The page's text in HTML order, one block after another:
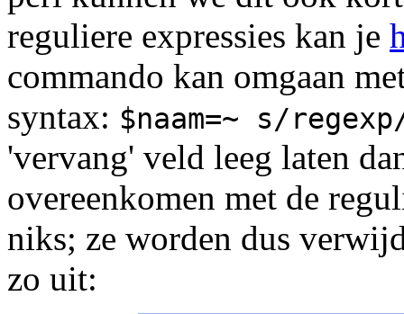
reguliere expressies kan je
commando kan omgaan
syntax: $naam=~ s/
'vervang' veld leeg laten
overeenkomen met de
niks; ze worden dus
zo uit: